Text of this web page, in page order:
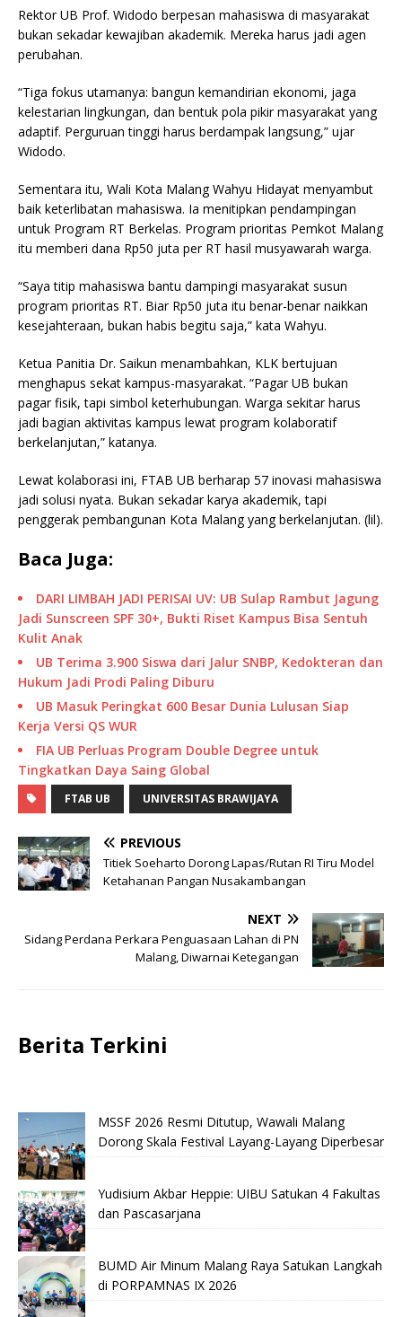
Rektor UB Prof. Widodo berpesan mahasiswa di masyarakat
bukan sekadar kewajiban akademik. Mereka harus jadi agen
perubahan.
“Tiga fokus utamanya: bangun kemandirian ekonomi, jaga
kelestarian lingkungan, dan bentuk pola pikir masyarakat yang
adaptif. Perguruan tinggi harus berdampak langsung,” ujar
Widodo.
Sementara itu, Wali Kota Malang Wahyu Hidayat menyambut
baik keterlibatan mahasiswa. Ia menitipkan pendampingan
untuk Program RT Berkelas. Program prioritas Pemkot Malang
itu memberi dana Rp50 juta per RT hasil musyawarah warga.
“Saya titip mahasiswa bantu dampingi masyarakat susun
program prioritas RT. Biar Rp50 juta itu benar-benar naikkan
kesejahteraan, bukan habis begitu saja,” kata Wahyu.
Ketua Panitia Dr. Saikun menambahkan, KLK bertujuan
menghapus sekat kampus-masyarakat. “Pagar UB bukan
pagar fisik, tapi simbol keterhubungan. Warga sekitar harus
jadi bagian aktivitas kampus lewat program kolaboratif
berkelanjutan,” katanya.
Lewat kolaborasi ini, FTAB UB berharap 57 inovasi mahasiswa
jadi solusi nyata. Bukan sekadar karya akademik, tapi
penggerak pembangunan Kota Malang yang berkelanjutan. (lil).
Baca Juga:
DARI LIMBAH JADI PERISAI UV: UB Sulap Rambut Jagung
Jadi Sunscreen SPF 30+, Bukti Riset Kampus Bisa Sentuh
Kulit Anak
UB Terima 3.900 Siswa dari Jalur SNBP, Kedokteran dan
Hukum Jadi Prodi Paling Diburu
UB Masuk Peringkat 600 Besar Dunia Lulusan Siap
Kerja Versi QS WUR
FIA UB Perluas Program Double Degree untuk
Tingkatkan Daya Saing Global
FTAB UB UNIVERSITAS BRAWIJAYA
PREVIOUS
Titiek Soeharto Dorong Lapas/Rutan RI Tiru Model
Ketahanan Pangan Nusakambangan
NEXT
Sidang Perdana Perkara Penguasaan Lahan di PN
Malang, Diwarnai Ketegangan
Berita Terkini
MSSF 2026 Resmi Ditutup, Wawali Malang
Dorong Skala Festival Layang-Layang Diperbesar
Yudisium Akbar Heppie: UIBU Satukan 4 Fakultas
dan Pascasarjana
BUMD Air Minum Malang Raya Satukan Langkah
di PORPAMNAS IX 2026